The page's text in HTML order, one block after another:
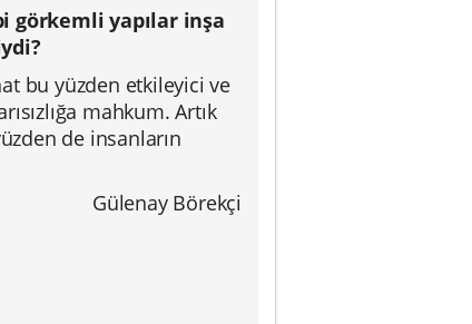
görkemli yapılar inşa
bu yüzden etkileyici ve
mahkum. Artık
de insanların
Gülenay Börekçi